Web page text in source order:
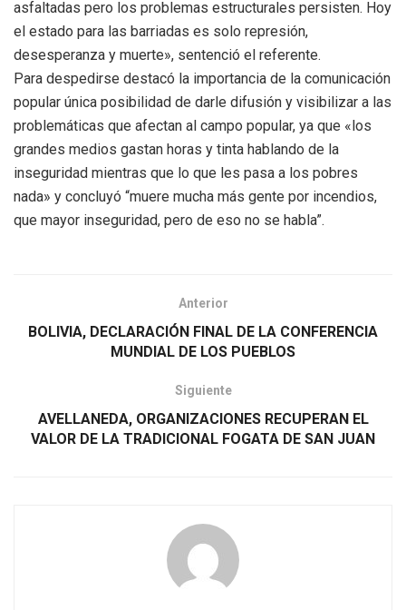
asfaltadas pero los problemas estructurales persisten. Hoy
el estado para las barriadas es solo represión,
desesperanza y muerte», sentenció el referente.
Para despedirse destacó la importancia de la comunicación
popular única posibilidad de darle difusión y visibilizar a las
problemáticas que afectan al campo popular, ya que «los
grandes medios gastan horas y tinta hablando de la
inseguridad mientras que lo que les pasa a los pobres
nada» y concluyó “muere mucha más gente por incendios,
que mayor inseguridad, pero de eso no se habla”.
Anterior
BOLIVIA, DECLARACIÓN FINAL DE LA CONFERENCIA
MUNDIAL DE LOS PUEBLOS
Siguiente
AVELLANEDA, ORGANIZACIONES RECUPERAN EL
VALOR DE LA TRADICIONAL FOGATA DE SAN JUAN